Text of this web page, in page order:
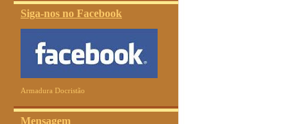
Siga-nos no Facebook
Armadura Docristão
Mensagem